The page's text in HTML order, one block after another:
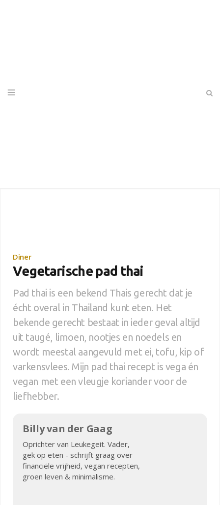
Diner
Vegetarische pad thai
Pad thai is een bekend Thais gerecht dat je
écht overal in Thailand kunt eten. Het
bekende gerecht bestaat in ieder geval altijd
uit taugé, limoen, nootjes en noedels en
wordt meestal aangevuld met ei, tofu, kip of
varkensvlees. Mijn pad thai recept is vega én
vegan met een vleugje koriander voor de
liefhebber.
Billy van der Gaag
Oprichter van Leukegeit. Vader,
gek op eten - schrijft graag over
financiële vrijheid, vegan recepten,
groen leven & minimalisme.